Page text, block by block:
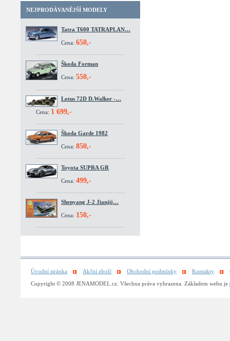
NEJPRODÁVANĚJŠÍ MODELY
Tatra T600 TATRAPLAN…
Cena: 650,-
Škoda Forman
Cena: 550,-
Lotus 72D D.Walker -…
Cena: 1 699,-
Škoda Garde 1982
Cena: 850,-
Toyota SUPRA GR
Cena: 499,-
Shenyang J-2 Jianjij…
Cena: 150,-
Úvodní stránka Akční zboží Obchodní podmínky Kontakty
Copyright © 2008 JENAMODEL.cz. Všechna práva vyhrazena. Základem webu je